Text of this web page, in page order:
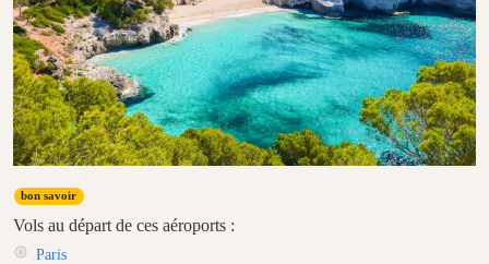
bon savoir
Vols au départ de ces aéroports :
Paris